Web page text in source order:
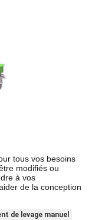
tous vos besoins
modifiés ou
à vos
de la conception
de levage manuel